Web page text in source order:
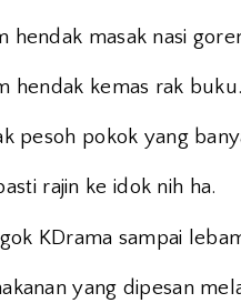
hendak masak nasi
hendak kemas rak buku.
pesoh pokok yang
rajin ke idok nih ha.
KDrama sampai
yang dipesan